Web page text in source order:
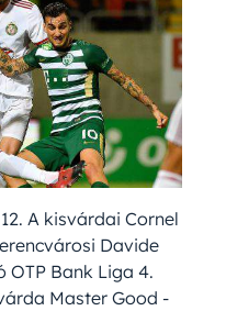
A kisvárdai Cornel
Davide
Bank Liga 4.
Master Good -